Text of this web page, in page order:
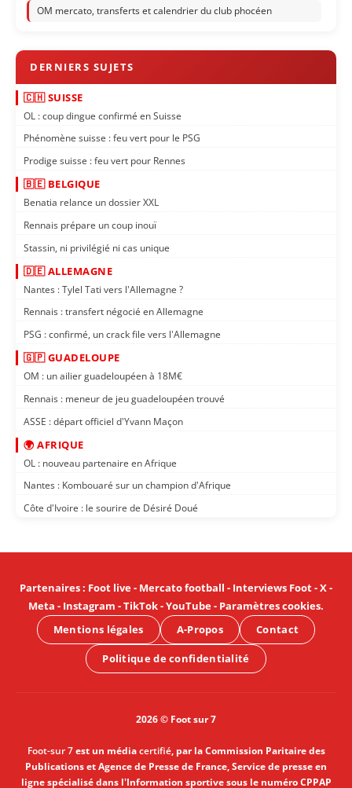
OM mercato, transferts et calendrier du club phocéen
🇨🇭 SUISSE
OL : coup dingue confirmé en Suisse
Phénomène suisse : feu vert pour le PSG
Prodige suisse : feu vert pour Rennes
🇧🇪 BELGIQUE
Benatia relance un dossier XXL
Rennais prépare un coup inouï
Stassin, ni privilégié ni cas unique
🇩🇪 ALLEMAGNE
Nantes : Tylel Tati vers l'Allemagne ?
Rennais : transfert négocié en Allemagne
PSG : confirmé, un crack file vers l'Allemagne
🇬🇵 GUADELOUPE
OM : un ailier guadeloupéen à 18M€
Rennais : meneur de jeu guadeloupéen trouvé
ASSE : départ officiel d'Yvann Maçon
🌍 AFRIQUE
OL : nouveau partenaire en Afrique
Nantes : Kombouaré sur un champion d'Afrique
Côte d'Ivoire : le sourire de Désiré Doué
Partenaires: Foot live- Mercato football - Interviews Foot-X-
Meta - Instagram -TikTok-YouTube- Paramètres cookies.
Mentions légales
A-Propos Contact
Politique de confidentialité
2026 © Foot sur 7
Foot-sur 7est un médiacertifié, par la Commission Paritaire des
Publications et Agence de Presse de France, Service de presse en
ligne spécialisé dans l'Information sportive sous le numéro CPPAP